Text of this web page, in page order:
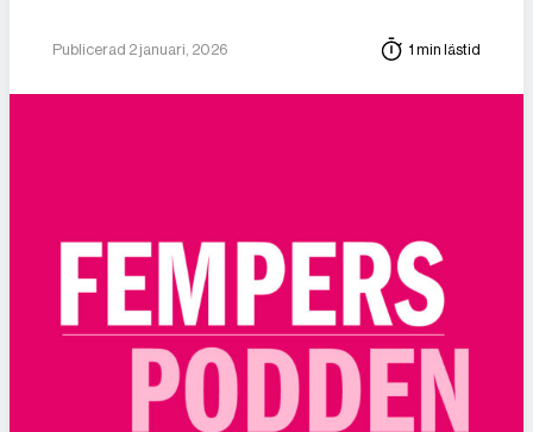
Publicerad 2 januari, 2026 1 min lästid